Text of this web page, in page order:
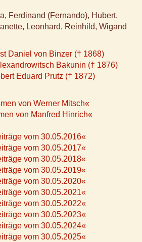
Ferdinand (Fernando), Hubert,
Leonhard, Reinhild, Wigand
Daniel von Binzer († 1868)
Bakunin († 1876)
Eduard Prutz († 1872)
von Werner Mitsch«
von Manfred Hinrich«
vom 30.05.2016«
vom 30.05.2017«
vom 30.05.2018«
vom 30.05.2019«
vom 30.05.2020«
vom 30.05.2021«
vom 30.05.2022«
vom 30.05.2023«
vom 30.05.2024«
vom 30.05.2025«